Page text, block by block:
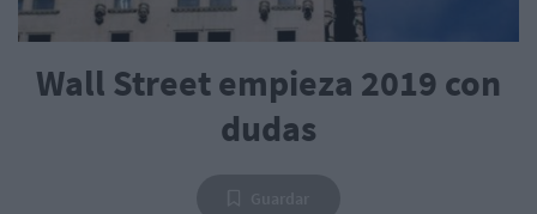
Wall Street empieza 2019 con
dudas